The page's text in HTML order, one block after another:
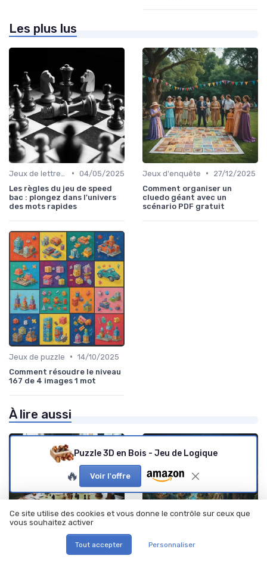
Les plus lus
• 04/05/2025
Les règles du jeu de speed
bac : plongez dans l'univers
des mots rapides
Jeux d'enquête •
27/12/2025
Comment organiser un
cluedo géant avec un
scénario PDF gratuit
Jeux de puzzle • 14/10/2025
Comment résoudre le niveau
167 de 4 images 1 mot
À lire aussi
Puzzle 3D en Bois - Jeu de Logique
🔥 Voir l'offre
Ce site utilise des cookies et vous donne le contrôle sur ceux que
vous souhaitez activer
Tout accepter Personnaliser